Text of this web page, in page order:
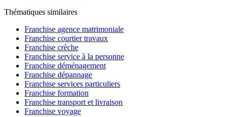
Thématiques similaires
Franchise agence matrimoniale
Franchise courtier travaux
Franchise crèche
Franchise service à la personne
Franchise déménagement
Franchise dépannage
Franchise services particuliers
Franchise formation
Franchise transport et livraison
Franchise voyage